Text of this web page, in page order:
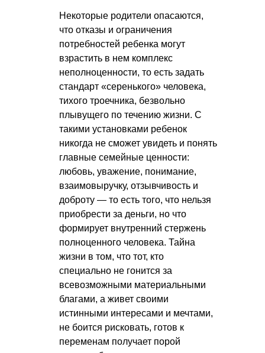
Некоторые родители опасаются,
что отказы и ограничения
потребностей ребенка могут
взрастить в нем комплекс
неполноценности, то есть задать
стандарт «серенького» человека,
тихого троечника, безвольно
плывущего по течению жизни. С
такими установками ребенок
никогда не сможет увидеть и понять
главные семейные ценности:
любовь, уважение, понимание,
взаимовыручку, отзывчивость и
доброту — то есть того, что нельзя
приобрести за деньги, но что
формирует внутренний стержень
полноценного человека. Тайна
жизни в том, что тот, кто
специально не гонится за
всевозможными материальными
благами, а живет своими
истинными интересами и мечтами,
не боится рисковать, готов к
переменам получает порой